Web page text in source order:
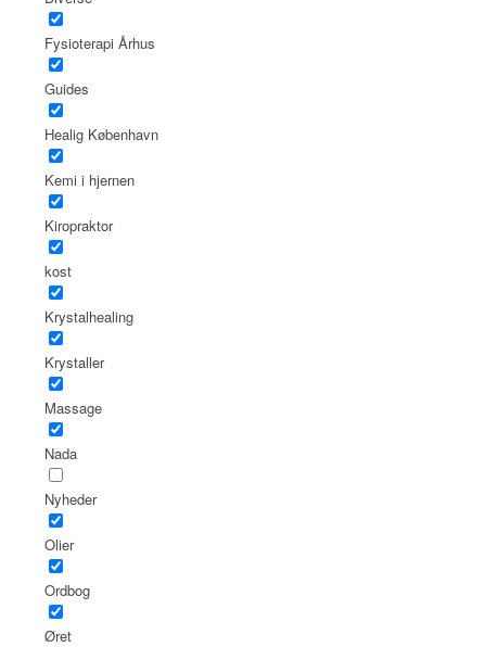
Fysioterapi Århus
Guides
Healig København
Kemi i hjernen
Kiropraktor
kost
Krystalhealing
Krystaller
Massage
Nada
Nyheder
Olier
Ordbog
Øret